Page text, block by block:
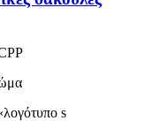
λογότυπο s